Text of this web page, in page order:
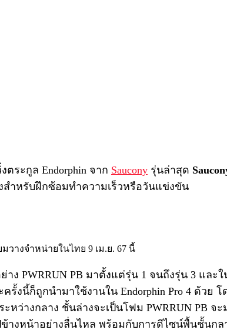
ระกูล Endorphin จาก Saucony รุ่นล่าสุด
สำหรับฝึกซ้อมทำความเร็วหรือวันแข่งขัน
าง PWRRUN PB มาตั้งแต่รุ่น 1 จนถึงรุ่น 3 แล
ครั้งนี้ก็ถูกนำมาใช้งานใน Endorphin Pro 4 ด้ว
หว่างกลาง ชั้นล่างจะเป็นโฟม PWRRUN PB
างหน้าอย่างลื่นไหล พร้อมกับการดีไซน์พื้นชั้นก